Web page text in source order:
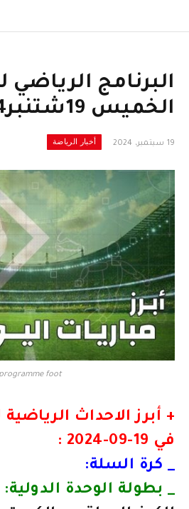
البرنامج الرياضي
الخميس 19شتنبر2024
19 سبتمبر، 2024 أخبار الرياضة
programme foot
+ أبرز الاحداث
في 19-09-2024 :
_ كرة السلة:
_ بطولة الوحدة الدولية: